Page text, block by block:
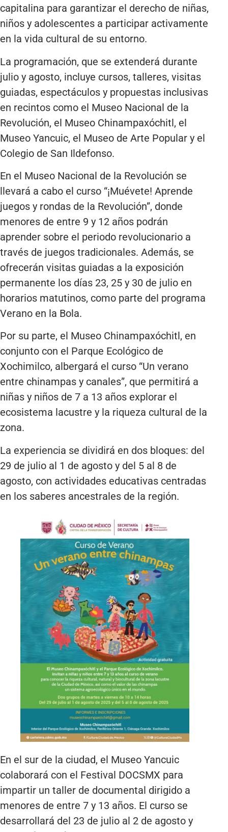
capitalina para garantizar el derecho de niñas,
niños y adolescentes a participar activamente
en la vida cultural de su entorno.
La programación, que se extenderá durante
julio y agosto, incluye cursos, talleres, visitas
guiadas, espectáculos y propuestas inclusivas
en recintos como el Museo Nacional de la
Revolución, el Museo Chinampaxóchitl, el
Museo Yancuic, el Museo de Arte Popular y el
Colegio de San Ildefonso.
En el Museo Nacional de la Revolución se
llevará a cabo el curso “¡Muévete! Aprende
juegos y rondas de la Revolución”, donde
menores de entre 9 y 12 años podrán
aprender sobre el periodo revolucionario a
través de juegos tradicionales. Además, se
ofrecerán visitas guiadas a la exposición
permanente los días 23, 25 y 30 de julio en
horarios matutinos, como parte del programa
Verano en la Bola.
Por su parte, el Museo Chinampaxóchitl, en
conjunto con el Parque Ecológico de
Xochimilco, albergará el curso “Un verano
entre chinampas y canales”, que permitirá a
niñas y niños de 7 a 13 años explorar el
ecosistema lacustre y la riqueza cultural de la
zona.
La experiencia se dividirá en dos bloques: del
29 de julio al 1 de agosto y del 5 al 8 de
agosto, con actividades educativas centradas
en los saberes ancestrales de la región.
En el sur de la ciudad, el Museo Yancuic
colaborará con el Festival DOCSMX para
impartir un taller de documental dirigido a
menores de entre 7 y 13 años. El curso se
desarrollará del 23 de julio al 2 de agosto y